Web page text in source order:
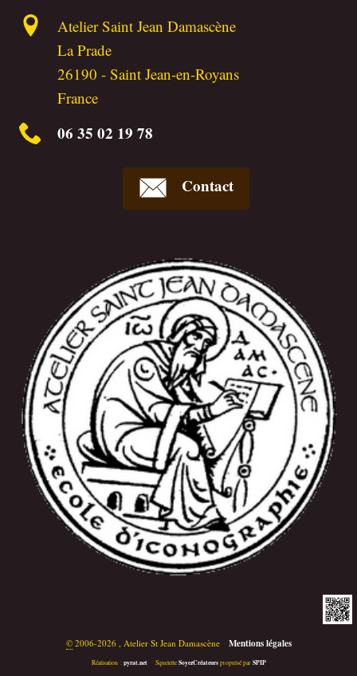
Atelier Saint Jean Damascène
La Prade
26190 -Saint Jean-en-Royans
France
06 35 02 19 78
Contact
©2006-2026 , Atelier St Jean Damascène • Mentions légales
Réalisation : pyrat.net • Squelette SoyezCréateurspropulsé par SPIP